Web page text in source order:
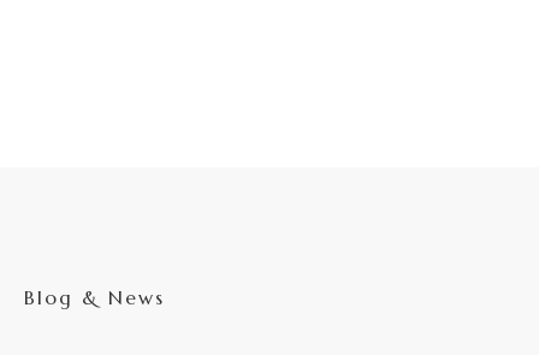
Blog & News